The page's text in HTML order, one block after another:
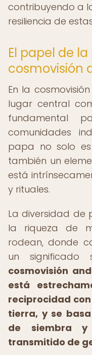
contribuyendo a
resiliencia de
El papel de
cosmovisión
En la
lugar central
fundamental
comunidades
papa no solo es
también un
está
y rituales.
La diversidad de
la riqueza de
rodean, donde
un significado
cosmovisión
está
reciprocidad
tierra, y se
de siembra
transmitido de